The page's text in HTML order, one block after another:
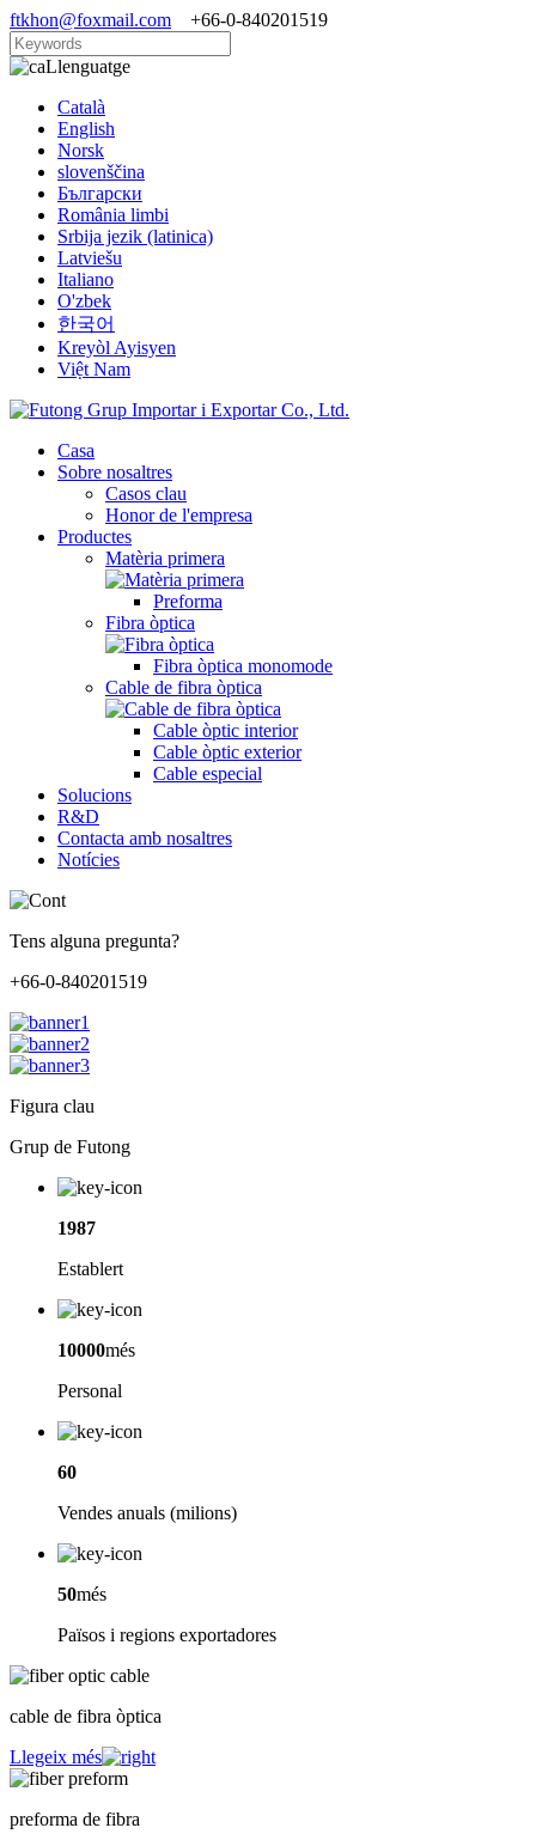
ftkhon@foxmail.com +66-0-840201519
Llenguatge
Català
English
Norsk
slovenščina
Български
România limbi
Srbija jezik (latinica)
Latviešu
Italiano
O'zbek
한국어
Kreyòl Ayisyen
Việt Nam
Casa
Sobre nosaltres
Casos clau
Honor de l'empresa
Productes
Matèria primera
Preforma
Fibra òptica
Fibra òptica monomode
Cable de fibra òptica
Cable òptic interior
Cable òptic exterior
Cable especial
Solucions
R&D
Contacta amb nosaltres
Notícies
Tens alguna pregunta?
+66-0-840201519
Figura clau
Grup de Futong
1987
Establert
10000més
Personal
60
Vendes anuals (milions)
50més
Països i regions exportadores
cable de fibra òptica
Llegeix més
preforma de fibra